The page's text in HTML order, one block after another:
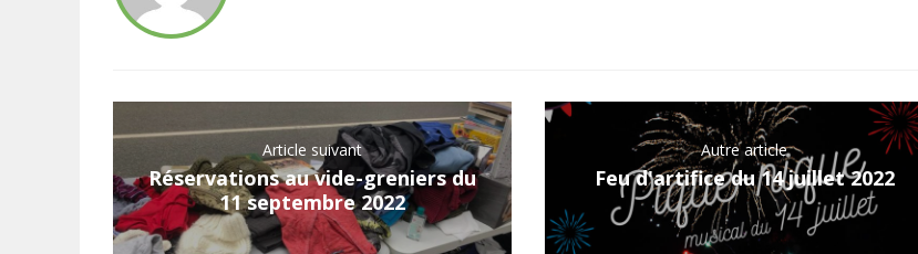
Article suivant
Réservations au vide-greniers du
11 septembre 2022
Autre article
Feu d'artifice du 14 juillet 2022